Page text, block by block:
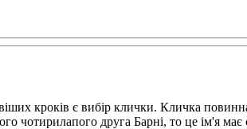
кроків є вибір клички. Кличка
чотирилапого друга Барні, то це ім'я має